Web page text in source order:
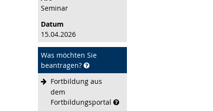
Seminar
Datum
15.04.2026
Was möchten Sie
beantragen?
Fortbildung aus
dem
Fortbildungsportal